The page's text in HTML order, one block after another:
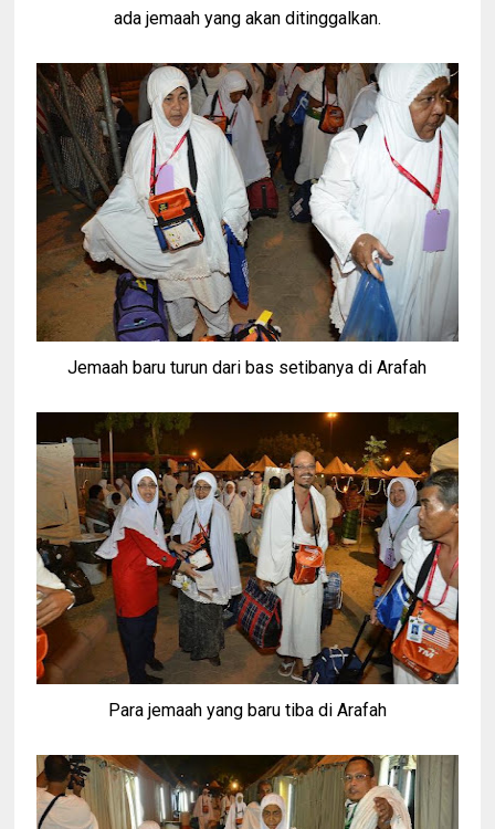
ada jemaah yang akan ditinggalkan.
Jemaah baru turun dari bas setibanya di Arafah
Para jemaah yang baru tiba di Arafah